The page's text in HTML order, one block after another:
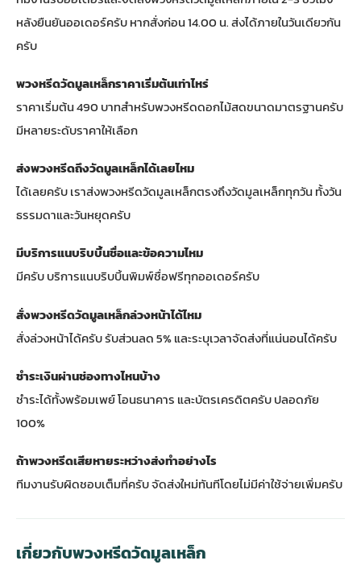
หลังยืนยันออเดอร์ครับ หากสั่งก่อน 14.00 น. ส่งได้ภายในวันเดียวกัน
ครับ
พวงหรีดวัดมูลเหล็กราคาเริ่มต้นเท่าไหร่
ราคาเริ่มต้น 490 บาทสำหรับพวงหรีดดอกไม้สดขนาดมาตรฐานครับ
มีหลายระดับราคาให้เลือก
ส่งพวงหรีดถึงวัดมูลเหล็กได้เลยไหม
ได้เลยครับ เราส่งพวงหรีดวัดมูลเหล็กตรงถึงวัดมูลเหล็กทุกวัน ทั้งวัน
ธรรมดาและวันหยุดครับ
มีบริการแนบริบบิ้นชื่อและข้อความไหม
มีครับ บริการแนบริบบิ้นพิมพ์ชื่อฟรีทุกออเดอร์ครับ
สั่งพวงหรีดวัดมูลเหล็กล่วงหน้าได้ไหม
สั่งล่วงหน้าได้ครับ รับส่วนลด 5% และระบุเวลาจัดส่งที่แน่นอนได้ครับ
ชำระเงินผ่านช่องทางไหนบ้าง
ชำระได้ทั้งพร้อมเพย์ โอนธนาคาร และบัตรเครดิตครับ ปลอดภัย
100%
ถ้าพวงหรีดเสียหายระหว่างส่งทำอย่างไร
ทีมงานรับผิดชอบเต็มที่ครับ จัดส่งใหม่ทันทีโดยไม่มีค่าใช้จ่ายเพิ่มครับ
เกี่ยวกับพวงหรีดวัดมูลเหล็ก